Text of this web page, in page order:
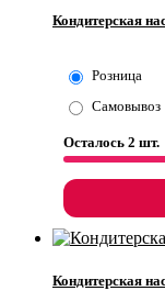
Кондитерская
Розница
Самовывоз
Осталось 2 шт.
Кондитерская